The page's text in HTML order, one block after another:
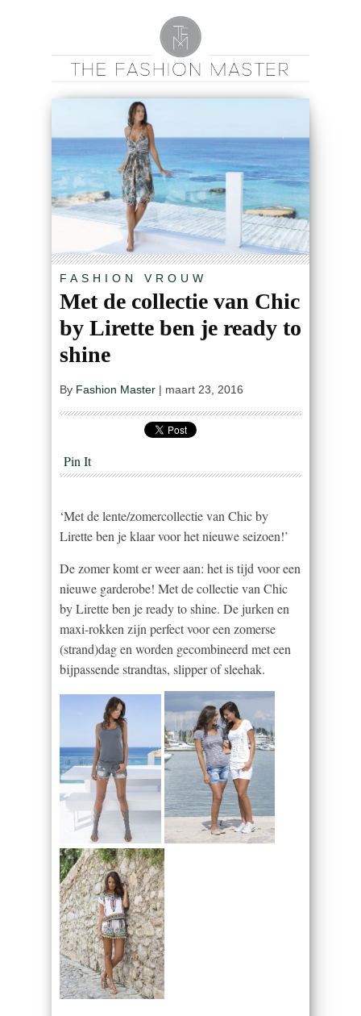
FASHION VROUW
Met de collectie van Chic
by Lirette ben je ready to
shine
By Fashion Master | maart 23, 2016
Pin It
‘Met de lente/zomercollectie van Chic by
Lirette ben je klaar voor het nieuwe seizoen!’
De zomer komt er weer aan: het is tijd voor een
nieuwe garderobe! Met de collectie van Chic
by Lirette ben je ready to shine. De jurken en
maxi-rokken zijn perfect voor een zomerse
(strand)dag en worden gecombineerd met een
bijpassende strandtas, slipper of sleehak.